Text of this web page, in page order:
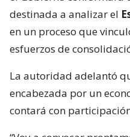
destinada a analizar el
en un proceso que
esfuerzos de
La autoridad adelantó
encabezada por un
contará con